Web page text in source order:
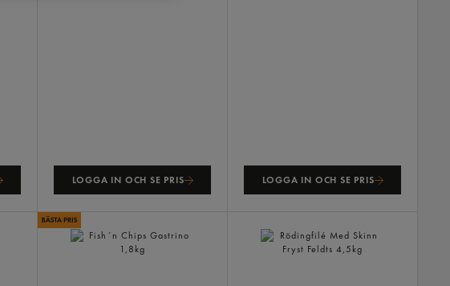
LOGGA IN OCH SE PRIS LOGGA IN OCH SE PRIS